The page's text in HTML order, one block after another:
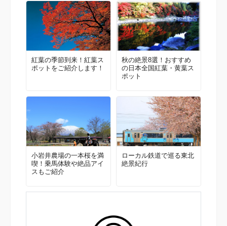
紅葉の季節到来！紅葉ス
ポットをご紹介します！
秋の絶景8選！おすすめ
の日本全国紅葉・黄葉ス
ポット
小岩井農場の一本桜を満
喫！乗馬体験や絶品アイ
スもご紹介
ローカル鉄道で巡る東北
絶景紀行